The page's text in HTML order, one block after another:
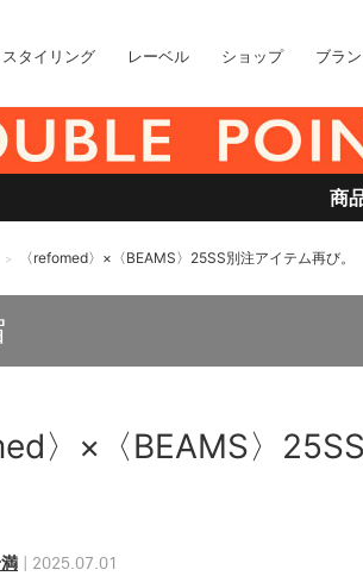
スタイリング レーベル ショップ ブラ
商
> 〈refomed〉×〈BEAMS〉25SS別注アイテム再び。
〉×〈BEAMS〉
2025.07.01